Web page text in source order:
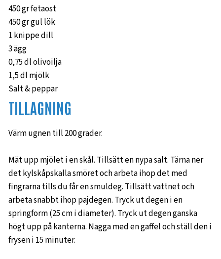
450 gr fetaost
450 gr gul lök
1 knippe dill
3 ägg
0,75 dl olivoilja
1,5 dl mjölk
Salt & peppar
TILLAGNING
Värm ugnen till 200 grader.
Mät upp mjölet i en skål. Tillsätt en nypa salt. Tärna ner
det kylskåpskalla smöret och arbeta ihop det med
fingrarna tills du får en smuldeg. Tillsätt vattnet och
arbeta snabbt ihop pajdegen. Tryck ut degen i en
springform (25 cm i diameter). Tryck ut degen ganska
högt upp på kanterna. Nagga med en gaffel och ställ den i
frysen i 15 minuter.